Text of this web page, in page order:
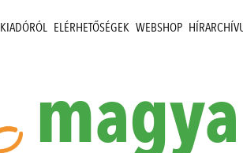
KIADÓRÓL ELÉRHETŐSÉGEK WEBSHOP